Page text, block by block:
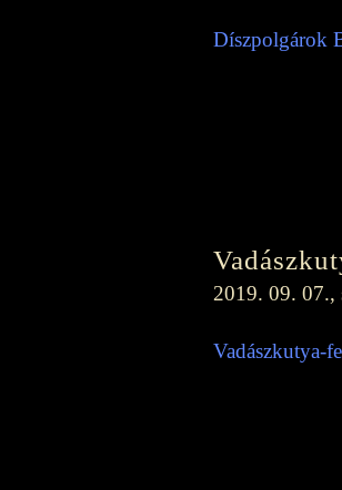
Díszpolgárok
2019. 09. 07.,
Vadászkutya-